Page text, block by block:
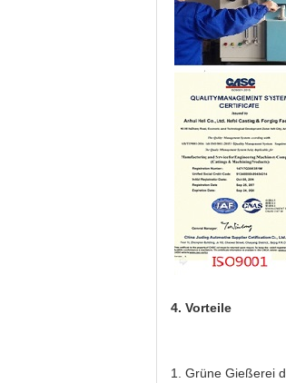
4. Vorteile
1. Grüne Gießerei